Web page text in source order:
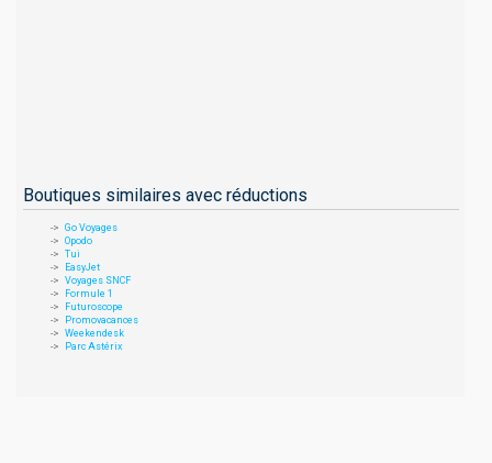
Boutiques similaires avec réductions
Go Voyages
Opodo
Tui
EasyJet
Voyages SNCF
Formule 1
Futuroscope
Promovacances
Weekendesk
Parc Astérix